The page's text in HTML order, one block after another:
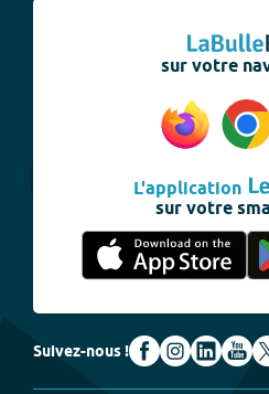
sur votre
L'application
sur votre
Suivez-nous !